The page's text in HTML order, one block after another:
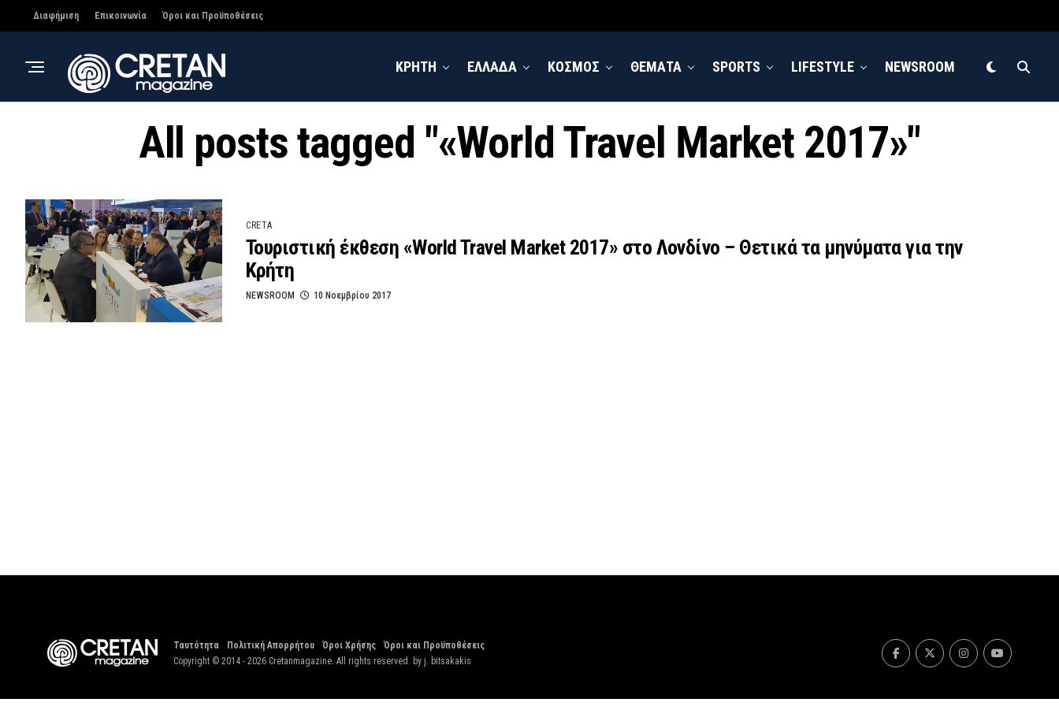
Διαφήμιση Επικοινωνία Όροι και Προϋποθέσεις
ΚΡΗΤΗ ΕΛΛΑΔΑ ΚΟΣΜΟΣ ΘΕΜΑΤΑ SPORTS LIFESTYLE NEWSROOM
All posts tagged "«World Travel Market 2017»"
CRETA
Τουριστική έκθεση «World Travel Market 2017» στο Λονδίνο – Θετικά τα μηνύματα για την
Κρήτη
NEWSROOM 10 Νοεμβρίου 2017
Ταυτότητα Πολιτική Απορρήτου Όροι Χρήσης
Όροι και Προϋποθέσεις
Copyright © 2014 - 2026 Cretanmagazine. All rights reserved. by j. bitsakakis